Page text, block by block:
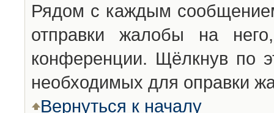
Рядом с каждым
отправки жалобы на
конференции. Щёлкнув по
необходимых для оправки
Вернуться к началу